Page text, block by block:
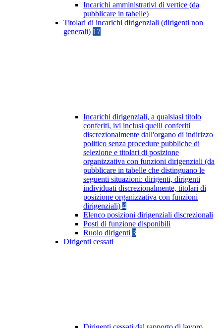
Incarichi amministrativi di vertice (da
pubblicare in tabelle)
Titolari di incarichi dirigenziali (dirigenti non
generali) 17
Incarichi dirigenziali, a qualsiasi titolo
conferiti, ivi inclusi quelli conferiti
discrezionalmente dall'organo di indirizzo
politico senza procedure pubbliche di
selezione e titolari di posizione
organizzativa con funzioni dirigenziali (da
pubblicare in tabelle che distinguano le
seguenti situazioni: dirigenti, dirigenti
individuati discrezionalmente, titolari di
posizione organizzativa con funzioni
dirigenziali) 4
Elenco posizioni dirigenziali discrezionali
Posti di funzione disponibili
Ruolo dirigenti 3
Dirigenti cessati